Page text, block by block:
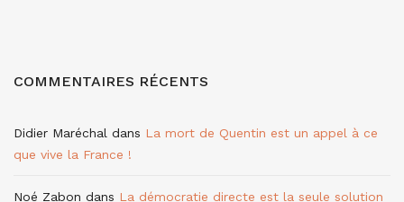
COMMENTAIRES RÉCENTS
Didier Maréchal dans La mort de Quentin est un appel à ce
que vive la France !
Noé Zabon dans La démocratie directe est la seule solution